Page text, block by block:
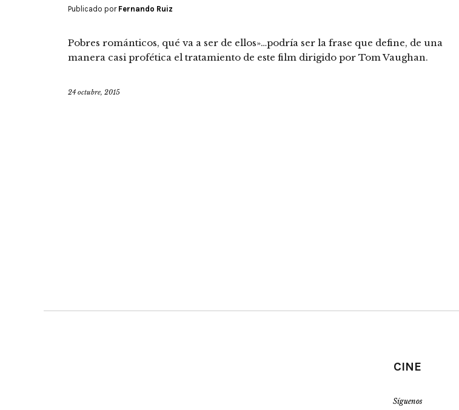
Publicado por Fernando Ruiz
Pobres románticos, qué va a ser de ellos»…podría ser la frase que define, de una
manera casi profética el tratamiento de este film dirigido por Tom Vaughan.
24 octubre, 2015
CINE
Síguenos